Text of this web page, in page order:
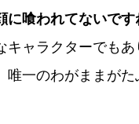
喰われてないです
キャラクターでも
唯一のわがままが